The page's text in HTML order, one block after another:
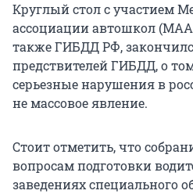
Круглый стол с участием
ассоциации автошкол
также ГИБДД РФ,
предствителей ГИБДД, о
серьезные нарушения в
не массовое явление.
Стоит отметить, что
вопросам подготовки
заведениях специального